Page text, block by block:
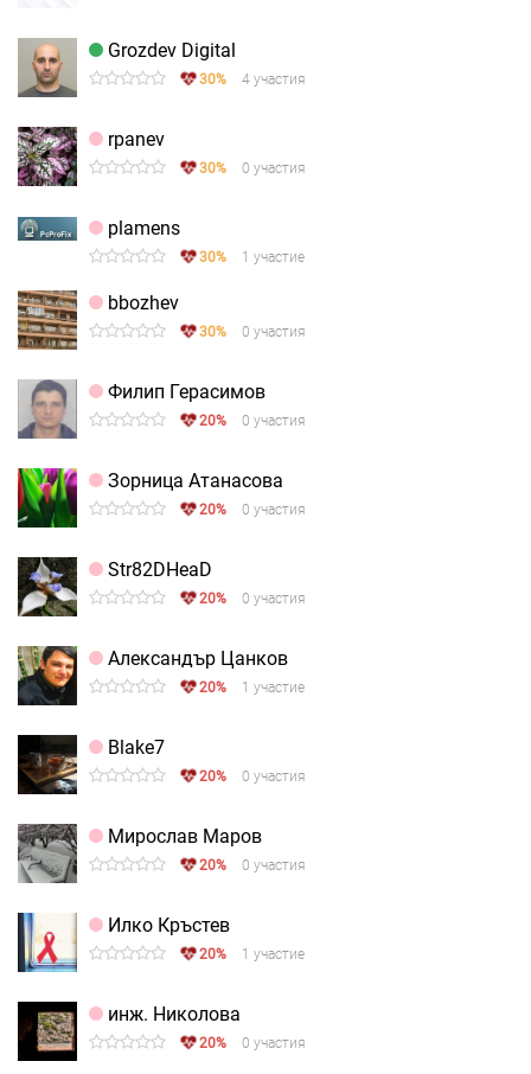
Grozdev Digital
30% 4 участия
rpanev
30% 0 участия
plamens
30% 1 участие
bbozhev
30% 0 участия
Филип Герасимов
20% 0 участия
Зорница Атанасова
20% 0 участия
Str82DHeaD
20% 0 участия
Александър Цанков
20% 1 участие
Blake7
20% 0 участия
Мирослав Маров
20% 0 участия
Илко Кръстев
20% 1 участие
инж. Николова
20% 0 участия